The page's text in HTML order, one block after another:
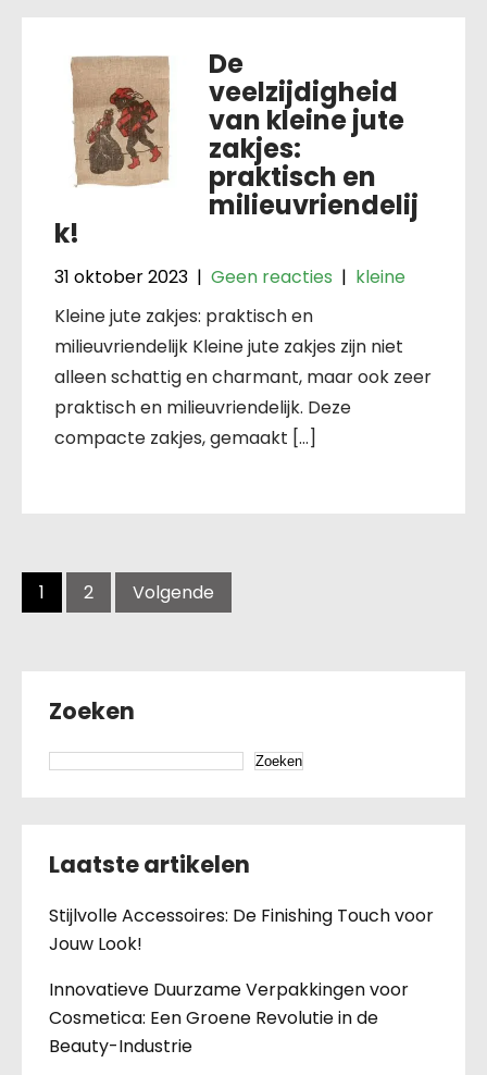
De
veelzijdigheid
van kleine jute
zakjes:
praktisch en
milieuvriendelij
k!
31 oktober 2023 | Geen reacties | kleine
Kleine jute zakjes: praktisch en
milieuvriendelijk Kleine jute zakjes zijn niet
alleen schattig en charmant, maar ook zeer
praktisch en milieuvriendelijk. Deze
compacte zakjes, gemaakt […]
Berichten
navigatie
1 2 Volgende
Zoeken
Zoeken
Laatste artikelen
Stijlvolle Accessoires: De Finishing Touch voor
Jouw Look!
Innovatieve Duurzame Verpakkingen voor
Cosmetica: Een Groene Revolutie in de
Beauty-Industrie